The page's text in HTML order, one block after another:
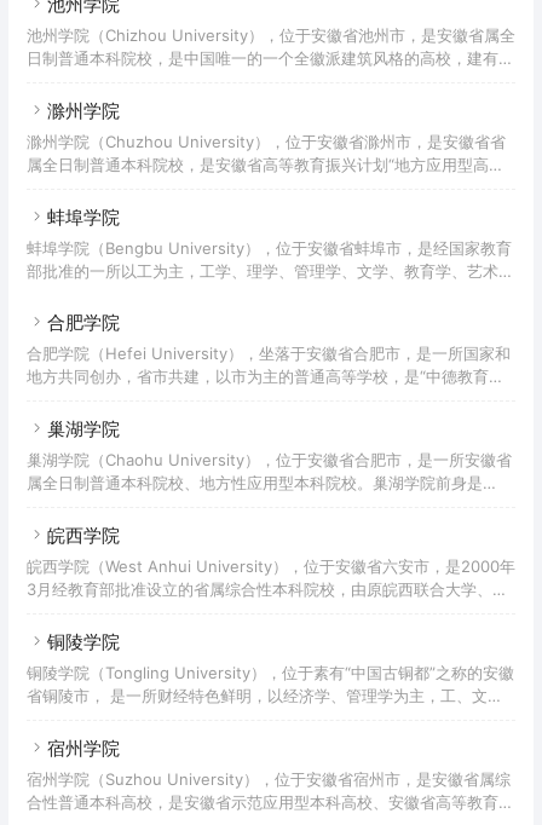
22万平方米；有专任教师639人，其中高级职称253人，占专任教师总
数的39.6%，在校外籍教师16人，在校生总数12141人；设有等10个学
池州学院（Chizhou University），位于安徽省池州市，是安徽省属全
日制普通本科院校，是中国唯一的一个全徽派建筑风格的高校，建有安
始建于1977年，始为安徽劳动大学池州地区专科班，1980年，更名为
省经贸学校并入；2007年，升格为省属全日制普通本科院校，定名为
池州学院。2019年，学校正式被纳入安徽省省级硕士立项建设单位。
滁州学院
滁州学院（Chuzhou University），位于安徽省滁州市，是安徽省省
属全日制普通本科院校，是安徽省高等教育振兴计划“地方应用型高水
化创新创业教育改革示范高校、“应急安全智慧学习工场（2020）”暨
学院前身是创办于1950年的滁州师范学校；1977年设立安徽师范大学
滁县教学点（滁州分校）；1980年更名为滁州师范专科学校；2004年
蚌埠学院
蚌埠学院（Bengbu University），位于安徽省蚌埠市，是经国家教育
部批准的一所以工为主，工学、理学、管理学、文学、教育学、艺术学
校、蚌埠教育学院、蚌埠职工大学合并筹建更名升本为蚌埠学院。
5月，学校占地面积1128亩，校园建筑面积37万平方米，固定资产总值
8亿元，教学科研仪器设备总值1.66亿元，纸质图书144.53万册、电子
合肥学院
合肥学院（Hefei University），坐落于安徽省合肥市，是一所国家和
地方共同创办，省市共建，以市为主的普通高等学校，是“中德教育合
育部首批“卓越工程师教育培养计划”高校，全国应用型本科高校委员会
本科高校联盟常任主席单位，地方应用型高水平大学建设单位，中国政
府奖学金留学生委托培养学校，全国深化创新创业教育改革示范高校，
巢湖学院
巢湖学院（Chaohu University），位于安徽省合肥市，是一所安徽省
属全日制普通本科院校、地方性应用型本科院校。巢湖学院前身是
正式设立巢湖师范专科学校；2002年4月经教育部批准，升格为本科院
设单位。截至2022年6月，学校占地面积1324.5亩，总建筑面积39.5
万平方米，教学科研仪器设备总值1.85亿元，图书文献资源总量
皖西学院
皖西学院（West Anhui University），位于安徽省六安市，是2000年
3月经教育部批准设立的省属综合性本科院校，由原皖西联合大学、六
全国人大常委会副委员长朱蕴山先生1918年创办的安徽省立第三甲种
学校校园占地1765亩，总建筑面积49.4万平方米，图书馆纸质馆藏126
万册，电子图书461.5万册，教学科研仪器设备总值3.3亿元；设有15
铜陵学院
铜陵学院（Tongling University），位于素有“中国古铜都”之称的安徽
省铜陵市， 是一所财经特色鲜明，以经济学、管理学为主，工、文、
培养、培训的基地，安徽省应用型本科高校联盟创始成员，安徽省首批
选教育部中外人文交流全媒体产教融合项目合作院校。学校创建于
1978年4月，初建时为安徽劳动大学铜陵市师范专科班，1983年5月，
宿州学院
宿州学院（Suzhou University），位于安徽省宿州市，是安徽省属综
合性普通本科高校，是安徽省示范应用型本科高校、安徽省高等教育振